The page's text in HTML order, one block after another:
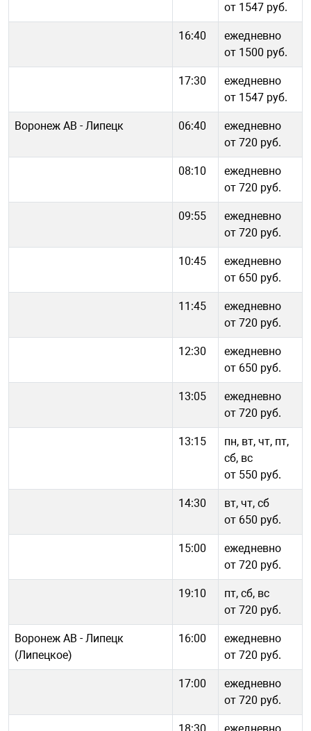
от 1547 руб.
16:40
ежедневно
от 1500 руб.
17:30
ежедневно
от 1547 руб.
Воронеж АВ - Липецк 06:40
ежедневно
от 720 руб.
08:10
ежедневно
от 720 руб.
09:55
ежедневно
от 720 руб.
10:45
ежедневно
от 650 руб.
11:45
ежедневно
от 720 руб.
12:30
ежедневно
от 650 руб.
13:05
ежедневно
от 720 руб.
13:15
пн, вт, чт, пт,
сб, вс
от 550 руб.
14:30
вт, чт, сб
от 650 руб.
15:00
ежедневно
от 720 руб.
19:10
пт, сб, вс
от 720 руб.
Воронеж АВ - Липецк
(Липецкое)
16:00
ежедневно
от 720 руб.
17:00
ежедневно
от 720 руб.